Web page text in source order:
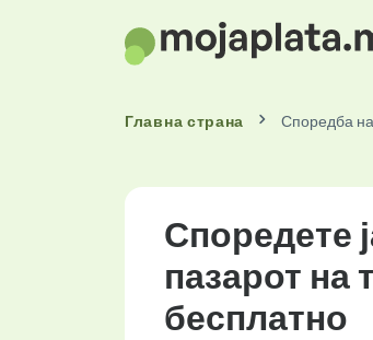
Главна страна Споредба
Споредете
пазарот на
бесплатно